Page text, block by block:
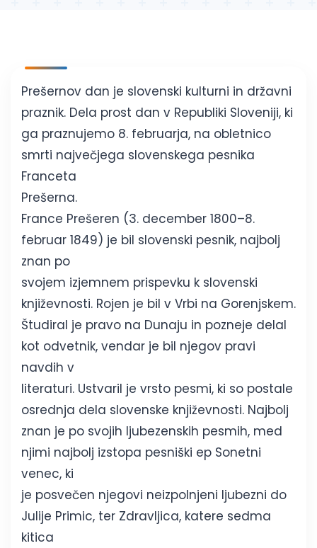
Prešernov dan je slovenski kulturni in državni
praznik. Dela prost dan v Republiki Sloveniji, ki
ga praznujemo 8. februarja, na obletnico
smrti največjega slovenskega pesnika
Franceta
Prešerna.
France Prešeren (3. december 1800–8.
februar 1849) je bil slovenski pesnik, najbolj
znan po
svojem izjemnem prispevku k slovenski
književnosti. Rojen je bil v Vrbi na Gorenjskem.
Študiral je pravo na Dunaju in pozneje delal
kot odvetnik, vendar je bil njegov pravi
navdih v
literaturi. Ustvaril je vrsto pesmi, ki so postale
osrednja dela slovenske književnosti. Najbolj
znan je po svojih ljubezenskih pesmih, med
njimi najbolj izstopa pesniški ep Sonetni
venec, ki
je posvečen njegovi neizpolnjeni ljubezni do
Julije Primic, ter Zdravljica, katere sedma
kitica